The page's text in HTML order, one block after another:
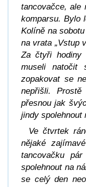
tancovačce, ale
komparsu. Bylo
Kolíně na
na vrata „Vstup
Za čtyři
museli natočit
zopakovat se
nepřišli.
přesnou jak
jindy spolehnout
Ve čtvrtek
nějaké
tancovačku
spolehnout na
se celý den